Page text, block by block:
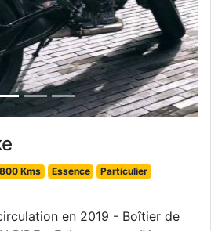
Kms Essence
Particulier
en 2019 - Boîtier de